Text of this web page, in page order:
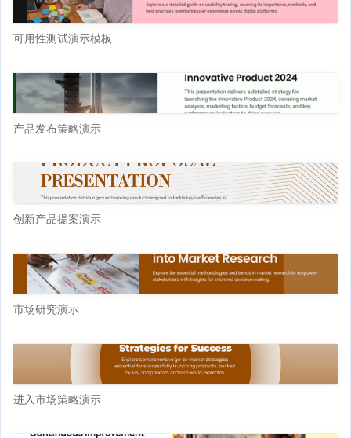
可用性测试演示模板
产品发布策略演示
创新产品提案演示
市场研究演示
进入市场策略演示